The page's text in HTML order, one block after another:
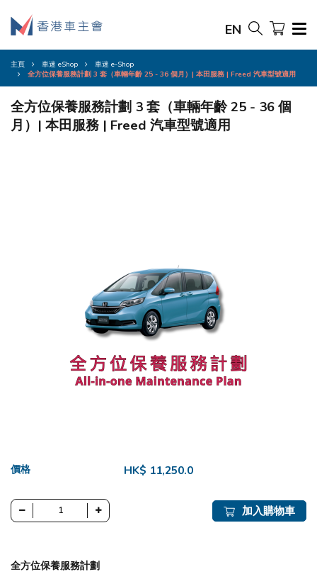
EN
主頁 車迷 eShop
車迷 e-Shop
全方位保養服務計劃 3 套（車輛年齡 25 - 36 個月）| 本田服務 | Freed 汽車型號適用
全方位保養服務計劃 3 套（車輛年齡 25 - 36 個
月）| 本田服務 | Freed 汽車型號適用
價格 HK$ 11,250.0
加入購物車
全方位保養服務計劃